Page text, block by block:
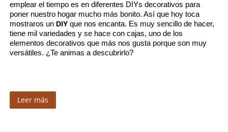
emplear el tiempo es en diferentes DIYs decorativos para
poner nuestro hogar mucho más bonito. Así que hoy toca
mostraros un DIY que nos encanta. Es muy sencillo de hacer,
tiene mil variedades y se hace con cajas, uno de los
elementos decorativos que más nos gusta porque son muy
versátiles. ¿Te animas a descubrirlo?
Leer más